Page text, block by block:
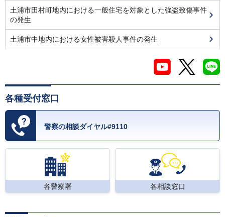
土浦市田村町地内における一般住宅を対象とした強盗致傷事件
の発生
土浦市中地内における女性被害殺人事件の発生
各種受付窓口
警察の相談ダイヤル#9110
各警察署 各相談窓口